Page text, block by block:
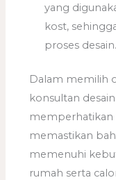
yang
kost,
proses desain.
Dalam memilih
konsultan
memperhatikan
memastikan
memenuhi
rumah serta